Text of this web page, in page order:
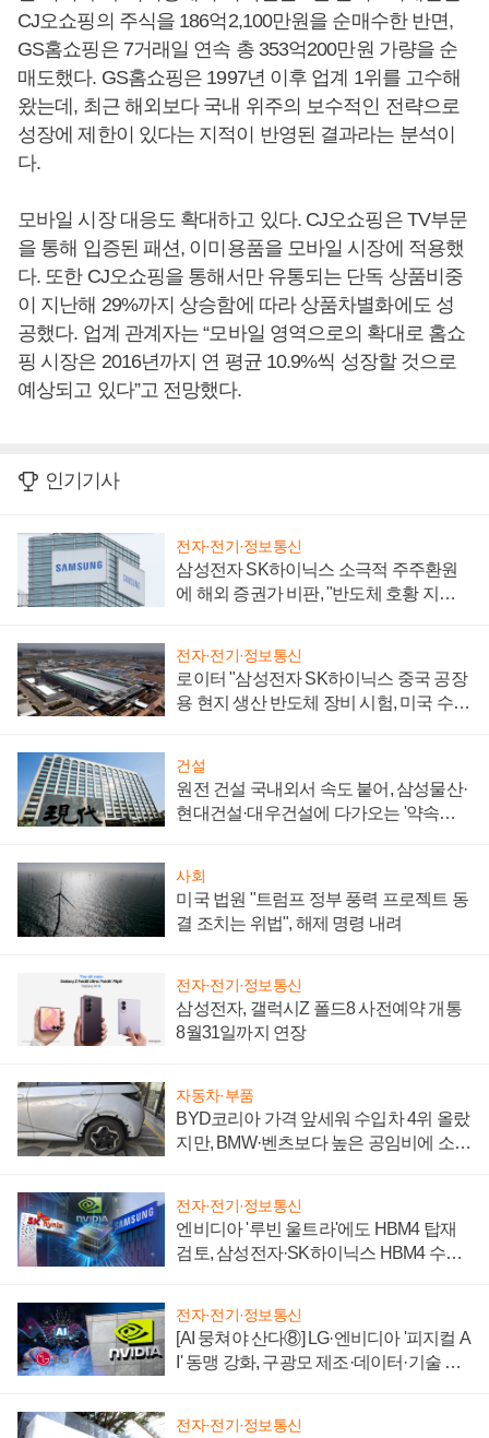
CJ오쇼핑의 주식을 186억2,100만원을 순매수한 반면,
GS홈쇼핑은 7거래일 연속 총 353억200만원 가량을 순
매도했다. GS홈쇼핑은 1997년 이후 업계 1위를 고수해
왔는데, 최근 해외보다 국내 위주의 보수적인 전략으로
성장에 제한이 있다는 지적이 반영된 결과라는 분석이
다.
모바일 시장 대응도 확대하고 있다. CJ오쇼핑은 TV부문
을 통해 입증된 패션, 이미용품을 모바일 시장에 적용했
다. 또한 CJ오쇼핑을 통해서만 유통되는 단독 상품비중
이 지난해 29%까지 상승함에 따라 상품차별화에도 성
공했다. 업계 관계자는 “모바일 영역으로의 확대로 홈쇼
핑 시장은 2016년까지 연 평균 10.9%씩 성장할 것으로
예상되고 있다”고 전망했다.
인기기사
전자·전기·정보통신
삼성전자 SK하이닉스 소극적 주주환원
에 해외 증권가 비판, "반도체 호황 지속
전자·전기·정보통신
로이터 "삼성전자 SK하이닉스 중국 공장
용 현지 생산 반도체 장비 시험, 미국 수출
건설
원전 건설 국내외서 속도 붙어, 삼성물산·
현대건설·대우건설에 다가오는 '약속의
사회
미국 법원 "트럼프 정부 풍력 프로젝트 동
결 조치는 위법", 해제 명령 내려
전자·전기·정보통신
삼성전자, 갤럭시Z 폴드8 사전예약 개통
8월31일까지 연장
자동차·부품
BYD코리아 가격 앞세워 수입차 4위 올랐
지만, BMW·벤츠보다 높은 공임비에 소비
전자·전기·정보통신
엔비디아 '루빈 울트라'에도 HBM4 탑재
검토, 삼성전자·SK하이닉스 HBM4 수율
전자·전기·정보통신
[AI 뭉쳐야 산다⑧] LG·엔비디아 '피지컬 A
I' 동맹 강화, 구광모 제조·데이터·기술 결
전자·전기·정보통신